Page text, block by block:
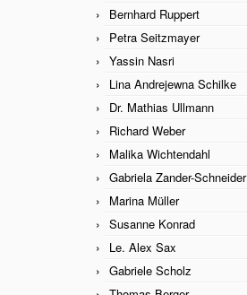
Bernhard Ruppert
Petra Seitzmayer
Yassin Nasri
Lina Andrejewna Schilke
Dr. Mathias Ullmann
Richard Weber
Malika Wichtendahl
Gabriela Zander-Schneider
Marina Müller
Susanne Konrad
Le. Alex Sax
Gabriele Scholz